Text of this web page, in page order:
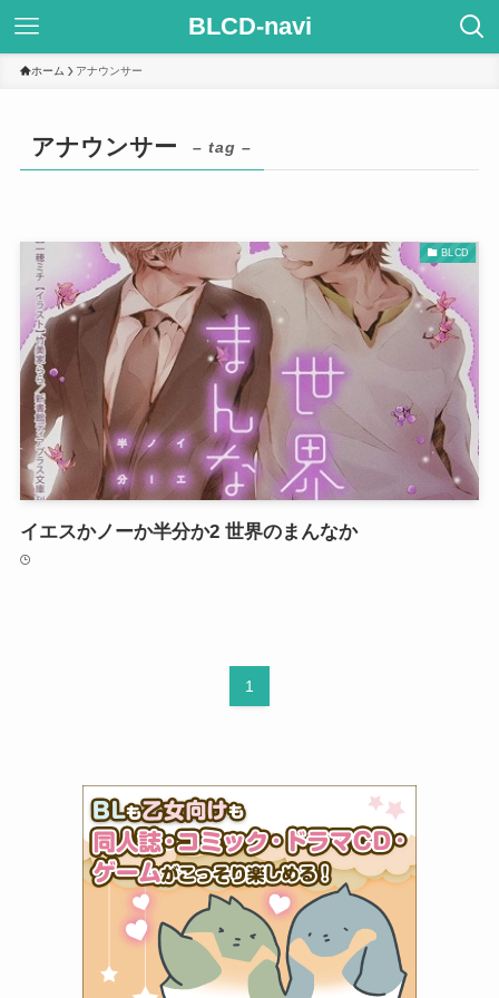
BLCD-navi
ホーム アナウンサー
アナウンサー – tag –
BLCD
イエスかノーか半分か2 世界のまんなか
1